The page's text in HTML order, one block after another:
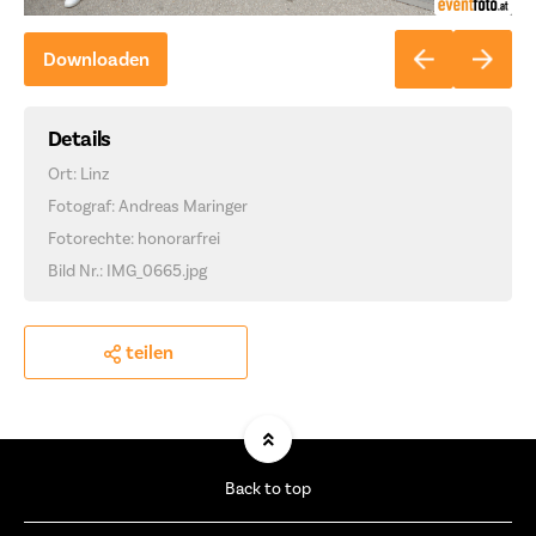
Downloaden
Details
Ort: Linz
Fotograf: Andreas Maringer
Fotorechte: honorarfrei
Bild Nr.: IMG_0665.jpg
teilen
Back to top